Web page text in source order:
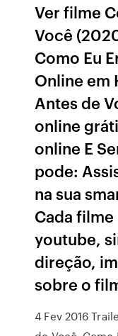
Ver filme
Você
Como Eu
Online em
Antes de
online
online E
pode:
na sua
Cada
youtube,
direção,
sobre o
4 Fev 2016